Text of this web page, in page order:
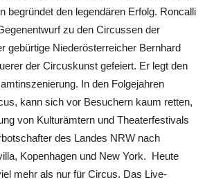
begründet den legendären Erfolg. Roncalli
zu den Circussen der
gebürtige Niederösterreicher Bernhard
der Circuskunst gefeiert. Er legt den
In den Folgejahren
kann sich vor Besuchern kaum retten,
von Kulturämtern und Theaterfestivals
des Landes NRW nach
Kopenhagen und New York. Heute
mehr als nur für Circus. Das Live-